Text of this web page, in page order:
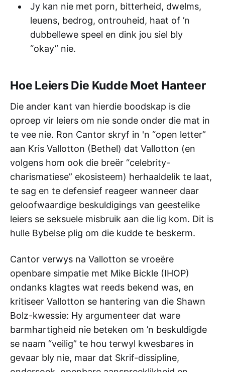
Jy kan nie met porn, bitterheid, dwelms,
leuens, bedrog, ontrouheid, haat of ’n
dubbellewe speel en dink jou siel bly
“okay” nie.
Hoe Leiers Die Kudde Moet Hanteer
Die ander kant van hierdie boodskap is die
oproep vir leiers om nie sonde onder die mat in
te vee nie. Ron Cantor skryf in 'n “open letter”
aan Kris Vallotton (Bethel) dat Vallotton (en
volgens hom ook die breër “celebrity-
charismatiese” ekosisteem) herhaaldelik te laat,
te sag en te defensief reageer wanneer daar
geloofwaardige beskuldigings van geestelike
leiers se seksuele misbruik aan die lig kom. Dit is
hulle Bybelse plig om die kudde te beskerm.
Cantor verwys na Vallotton se vroeëre
openbare simpatie met Mike Bickle (IHOP)
ondanks klagtes wat reeds bekend was, en
kritiseer Vallotton se hantering van die Shawn
Bolz-kwessie: Hy argumenteer dat ware
barmhartigheid nie beteken om ’n beskuldigde
se naam “veilig” te hou terwyl kwesbares in
gevaar bly nie, maar dat Skrif-dissipline,